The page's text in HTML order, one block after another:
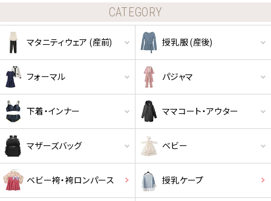
CATEGORY
マタニティウェア (産前) 授乳服 (産後)
フォーマル パジャマ
下着・インナー ママコート・アウター
マザーズバッグ ベビー
ベビー袴・袴ロンパース 授乳ケープ
クーポンコードをコピーしました。